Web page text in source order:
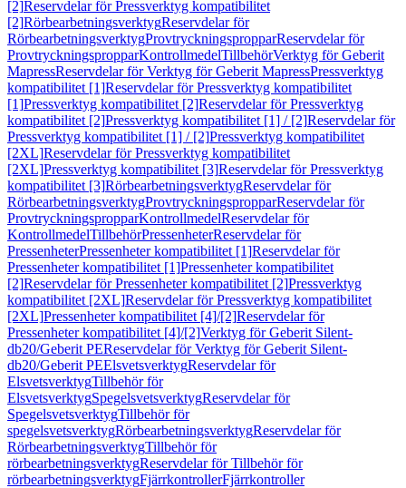
[2]Reservdelar för Pressverktyg kompatibilitet
[2]RörbearbetningsverktygReservdelar för
RörbearbetningsverktygProvtryckningspropparReservdelar för
ProvtryckningspropparKontrollmedelTillbehörVerktyg för Geberit
MapressReservdelar för Verktyg för Geberit MapressPressverktyg
kompatibilitet [1]Reservdelar för Pressverktyg kompatibilitet
[1]Pressverktyg kompatibilitet [2]Reservdelar för Pressverktyg
kompatibilitet [2]Pressverktyg kompatibilitet [1] / [2]Reservdelar för
Pressverktyg kompatibilitet [1] / [2]Pressverktyg kompatibilitet
[2XL]Reservdelar för Pressverktyg kompatibilitet
[2XL]Pressverktyg kompatibilitet [3]Reservdelar för Pressverktyg
kompatibilitet [3]RörbearbetningsverktygReservdelar för
RörbearbetningsverktygProvtryckningspropparReservdelar för
ProvtryckningspropparKontrollmedelReservdelar för
KontrollmedelTillbehörPressenheterReservdelar för
PressenheterPressenheter kompatibilitet [1]Reservdelar för
Pressenheter kompatibilitet [1]Pressenheter kompatibilitet
[2]Reservdelar för Pressenheter kompatibilitet [2]Pressverktyg
kompatibilitet [2XL]Reservdelar för Pressverktyg kompatibilitet
[2XL]Pressenheter kompatibilitet [4]/[2]Reservdelar för
Pressenheter kompatibilitet [4]/[2]Verktyg för Geberit Silent-
db20/Geberit PEReservdelar för Verktyg för Geberit Silent-
db20/Geberit PEElsvetsverktygReservdelar för
ElsvetsverktygTillbehör för
ElsvetsverktygSpegelsvetsverktygReservdelar för
SpegelsvetsverktygTillbehör för
spegelsvetsverktygRörbearbetningsverktygReservdelar för
RörbearbetningsverktygTillbehör för
rörbearbetningsverktygReservdelar för Tillbehör för
rörbearbetningsverktygFjärrkontrollerFjärrkontroller